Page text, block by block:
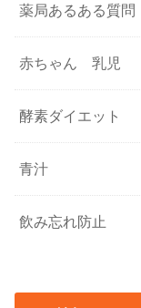
薬局あるある質問
赤ちゃん 乳児
酵素ダイエット
青汁
飲み忘れ防止